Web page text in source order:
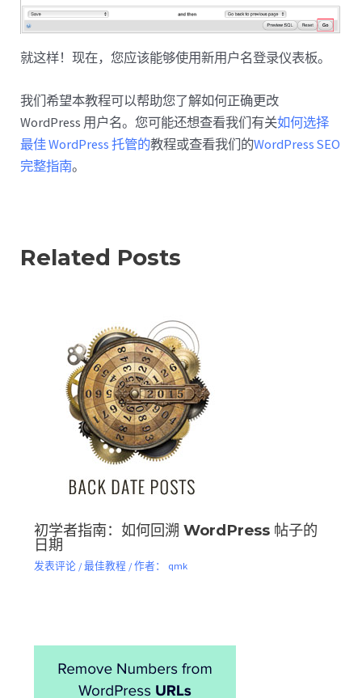
就这样！现在，您应该能够使用新用户名登录仪表板。
我们希望本教程可以帮助您了解如何正确更改
WordPress 用户名。您可能还想查看我们有关如何选择
最佳 WordPress 托管的教程或查看我们的WordPress SEO
完整指南。
Related Posts
初学者指南：如何回溯 WordPress 帖子的
日期
发表评论 /最佳教程 / 作者： qmk